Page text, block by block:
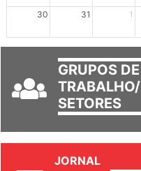
30 31 1
GRUPOS DE
TRABALHO/
SETORES
JORNAL